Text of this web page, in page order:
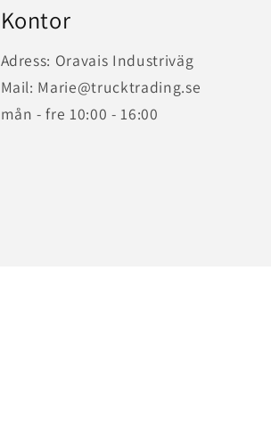
Kontor
Adress: Oravais Industriväg
Mail: Marie@trucktrading.se
mån - fre 10:00 - 16:00